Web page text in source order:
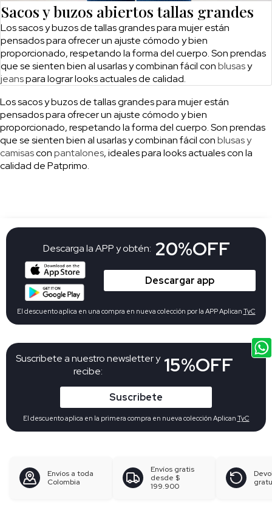
Sacos y buzos abiertos tallas grandes
Los sacos y buzos de tallas grandes para mujer están
pensados para ofrecer un ajuste cómodo y bien
proporcionado, respetando la forma del cuerpo. Son prendas
que se sienten bien al usarlas y combinan fácil conblusasy
jeanspara lograr looks actuales de calidad.
Los sacos y buzos de tallas grandes para mujer están
pensados para ofrecer un ajuste cómodo y bien
proporcionado, respetando la forma del cuerpo. Son prendas
que se sienten bien al usarlas y combinan fácil conblusas y
camisasconpantalones, ideales para looks actuales con la
calidad de Patprimo.
Suscribete a nuestro newsletter y
recibe:
15%OFF
Suscribete
El descuento aplica en la primera compra en nueva colección Aplican TyC
Descarga la APP y obtén: 20%OFF
Descargar app
El descuento aplica en una compra en nueva colección por la APP Aplican TyC
Envíos a toda
Colombia
Envíos gratis
desde $
199.900